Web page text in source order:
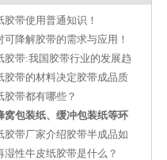
胶带使用普通知识！
可降解胶带的需求与应用！
胶带:我国胶带行业的发展趋
胶带的材料决定胶带成品质
胶带都有哪些？
窝包装纸、缓冲包装纸等环
原料介
胶带厂家介绍胶带半成品如
与运输
湿性牛皮纸胶带是什么？